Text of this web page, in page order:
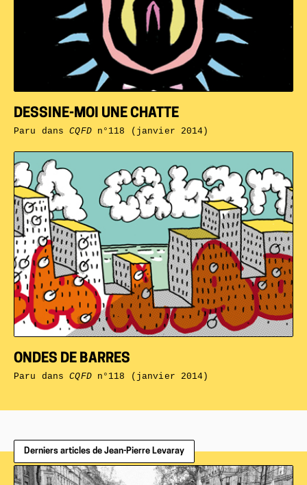
ONDES DE BARRES
Paru dansCQFDn°118 (janvier 2014)
DESSINE-MOI UNE CHATTE
Paru dansCQFDn°118 (janvier 2014)
Derniers articles de Jean-Pierre Levaray